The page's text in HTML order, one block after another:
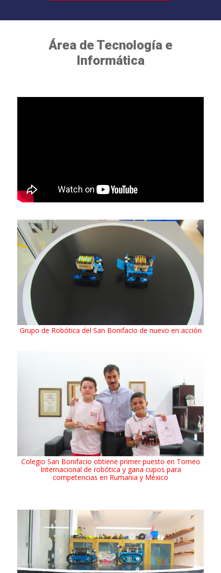
Área de Tecnología e
Informática
Grupo de Robótica del San Bonifacio de nuevo en acción
Colegio San Bonifacio obtiene primer puesto en Torneo
Internacional de robótica y gana cupos para
competencias en Rumania y México